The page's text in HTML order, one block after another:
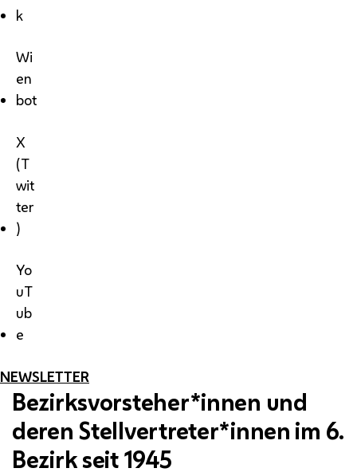
k
Wi
en
bot
X
(T
wit
ter
)
Yo
uT
ub
e
NEWSLETTER
Bezirksvorsteher*innen und
deren Stellvertreter*innen im 6.
Bezirk seit 1945